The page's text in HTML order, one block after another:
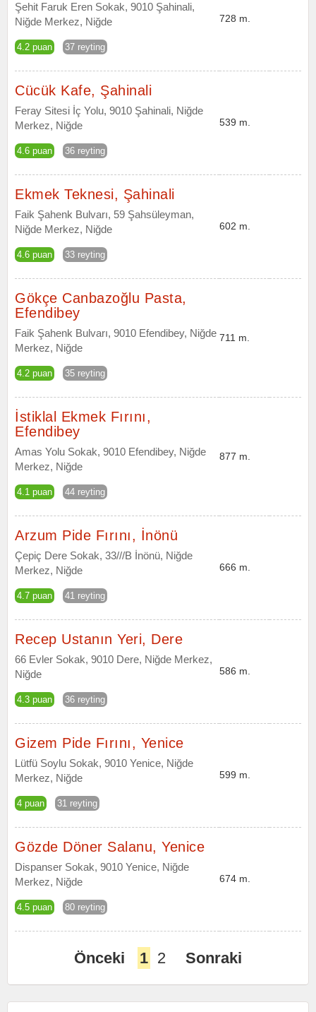
Şehit Faruk Eren Sokak, 9010 Şahinali,
Niğde Merkez, Niğde
4.2 puan 37 reyting
728 m.
Cücük Kafe, Şahinali
Feray Sitesi İç Yolu, 9010 Şahinali, Niğde
Merkez, Niğde
4.6 puan 36 reyting
539 m.
Ekmek Teknesi, Şahinali
Faik Şahenk Bulvarı, 59 Şahsüleyman,
Niğde Merkez, Niğde
4.6 puan 33 reyting
602 m.
Gökçe Canbazoğlu Pasta,
Efendibey
Faik Şahenk Bulvarı, 9010 Efendibey, Niğde
Merkez, Niğde
4.2 puan 35 reyting
711 m.
İstiklal Ekmek Fırını,
Efendibey
Amas Yolu Sokak, 9010 Efendibey, Niğde
Merkez, Niğde
4.1 puan 44 reyting
877 m.
Arzum Pide Fırını, İnönü
Çepiç Dere Sokak, 33///B İnönü, Niğde
Merkez, Niğde
4.7 puan 41 reyting
666 m.
Recep Ustanın Yeri, Dere
66 Evler Sokak, 9010 Dere, Niğde Merkez,
Niğde
4.3 puan 36 reyting
586 m.
Gizem Pide Fırını, Yenice
Lütfü Soylu Sokak, 9010 Yenice, Niğde
Merkez, Niğde
4 puan 31 reyting
599 m.
Gözde Döner Salanu, Yenice
Dispanser Sokak, 9010 Yenice, Niğde
Merkez, Niğde
4.5 puan 80 reyting
674 m.
Önceki 1 2 Sonraki